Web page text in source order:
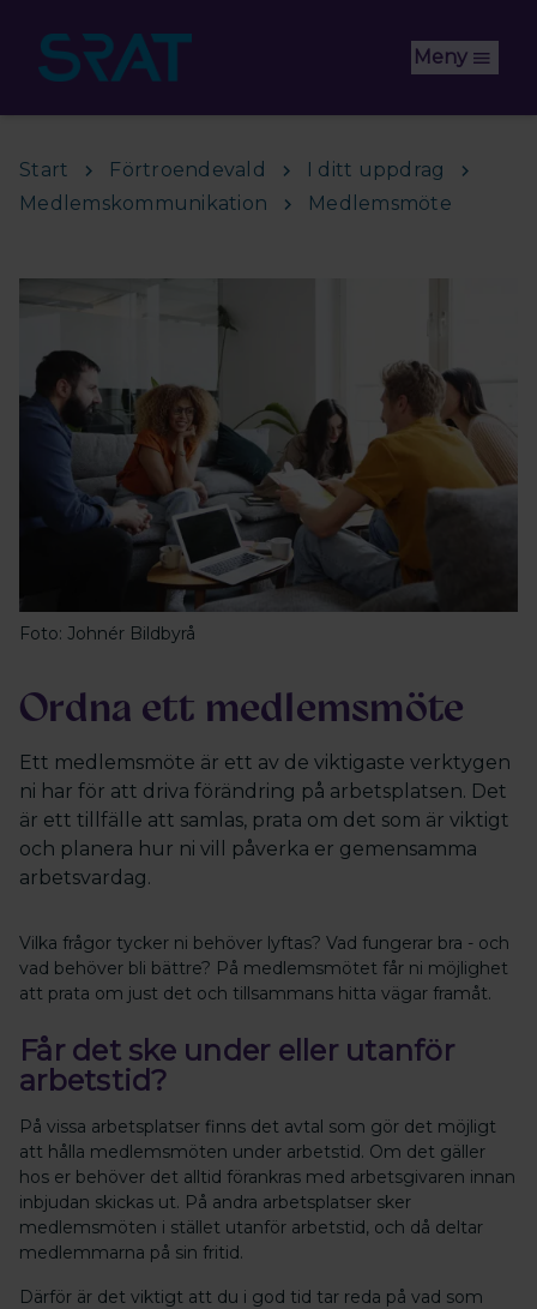
Meny
Start Förtroendevald
I ditt uppdrag
Medlemskommunikation
Medlemsmöte
Foto: Johnér Bildbyrå
Ordna ett medlemsmöte
Ett medlemsmöte är ett av de viktigaste verktygen
ni har för att driva förändring på arbetsplatsen. Det
är ett tillfälle att samlas, prata om det som är viktigt
och planera hur ni vill påverka er gemensamma
arbetsvardag.
Vilka frågor tycker ni behöver lyftas? Vad fungerar bra - och
vad behöver bli bättre? På medlemsmötet får ni möjlighet
att prata om just det och tillsammans hitta vägar framåt.
Får det ske under eller utanför
arbetstid?
På vissa arbetsplatser finns det avtal som gör det möjligt
att hålla medlemsmöten under arbetstid. Om det gäller
hos er behöver det alltid förankras med arbetsgivaren innan
inbjudan skickas ut. På andra arbetsplatser sker
medlemsmöten i stället utanför arbetstid, och då deltar
medlemmarna på sin fritid.
Därför är det viktigt att du i god tid tar reda på vad som